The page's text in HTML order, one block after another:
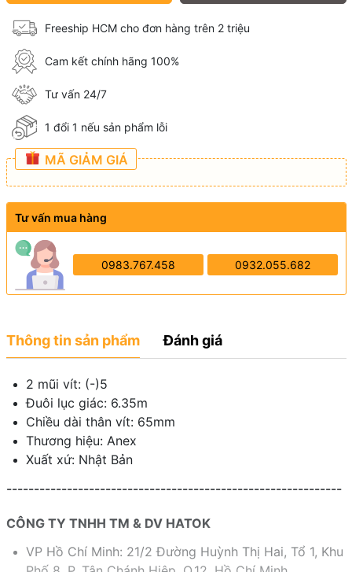
Freeship HCM cho đơn hàng trên 2 triệu
Cam kết chính hãng 100%
Tư vấn 24/7
1 đổi 1 nếu sản phẩm lỗi
MÃ GIẢM GIÁ
Tư vấn mua hàng
0983.767.458 0932.055.682
Thông tin sản phẩm Đánh giá
2 mũi vít: (-)5
Đuôi lục giác: 6.35m
Chiều dài thân vít: 65mm
Thương hiệu: Anex
Xuất xứ: Nhật Bản
-------------------------------------------------------------
CÔNG TY TNHH TM & DV HATOK
VP Hồ Chí Minh: 21/2 Đường Huỳnh Thị Hai, Tổ 1, Khu